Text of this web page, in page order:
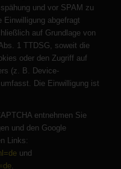
und vor SPAM zu
Einwilligung abgefragt
auf Grundlage von
1 TTDSG, soweit die
oder den Zugriff auf
(z. B. Device-
Die Einwilligung ist
entnehmen Sie
und den Google
Links:
und
.